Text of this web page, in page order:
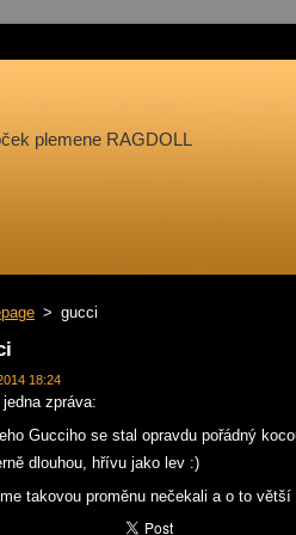
plemene RAGDOLL
> gucci
18:24
zpráva:
Gucciho se stal opravdu pořádný
dlouhou, hřívu jako lev :)
takovou proměnu nečekali a o to větší